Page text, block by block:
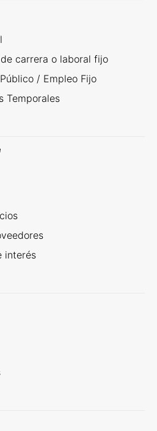
carrera o laboral fijo
/ Empleo Fijo
Temporales
interés